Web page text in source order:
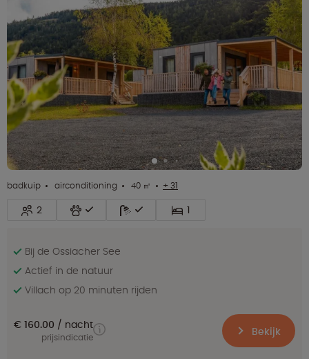
badkuip airconditioning 40 ㎡ + 31
2 1
Bij de Ossiacher See
Actief in de natuur
Villach op 20 minuten rijden
€ 160.00 nacht
prijsindicatie Bekijk